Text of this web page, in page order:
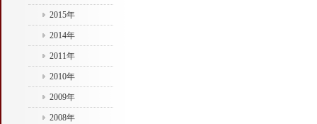
2015年
2014年
2011年
2010年
2009年
2008年